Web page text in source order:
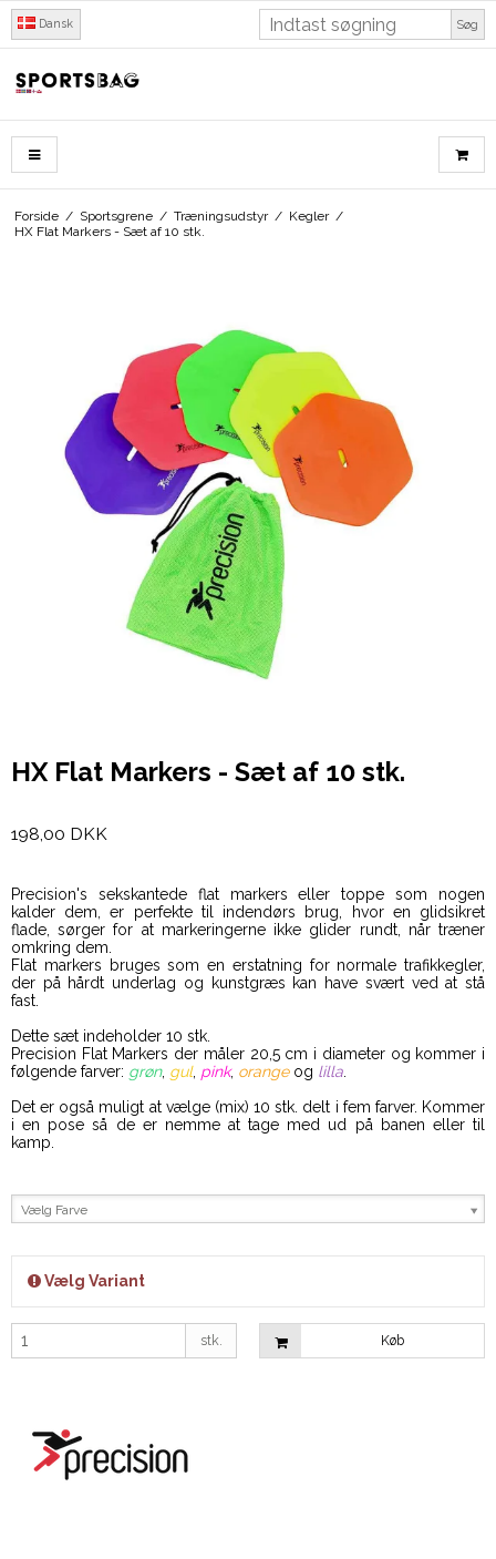
Dansk Søg
Forside / Sportsgrene / Træningsudstyr / Kegler /
HX Flat Markers - Sæt af 10 stk.
HX Flat Markers - Sæt af 10 stk.
198,00 DKK
Precision's sekskantede flat markers eller toppe som nogen
kalder dem, er perfekte til indendørs brug, hvor en glidsikret
flade, sørger for at markeringerne ikke glider rundt, når træner
omkring dem.
Flat markers bruges som en erstatning for normale trafikkegler,
der på hårdt underlag og kunstgræs kan have svært ved at stå
fast.
Dette sæt indeholder 10 stk.
Precision Flat Markers der måler 20,5 cm i diameter og kommer i
følgende farver: grøn, gul, pink, orangeog lilla
Det er også muligt at vælge (mix) 10 stk. delt i fem farver. Kommer
i en pose så de er nemme at tage med ud på banen eller til
kamp.
Vælg Farve
Vælg Variant
stk. Køb